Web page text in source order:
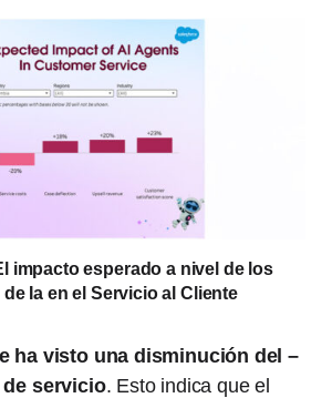
impacto esperado a nivel de los
Ia en el Servicio al Cliente
ha visto una disminución del –
servicio. Esto indica que el